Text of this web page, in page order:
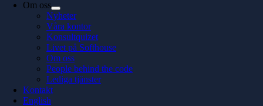
Om oss
Nyheter
Våra kontor
Konsultquizet
Livet på Softhouse
Om oss
People behind the code
Lediga tjänster
Kontakt
English